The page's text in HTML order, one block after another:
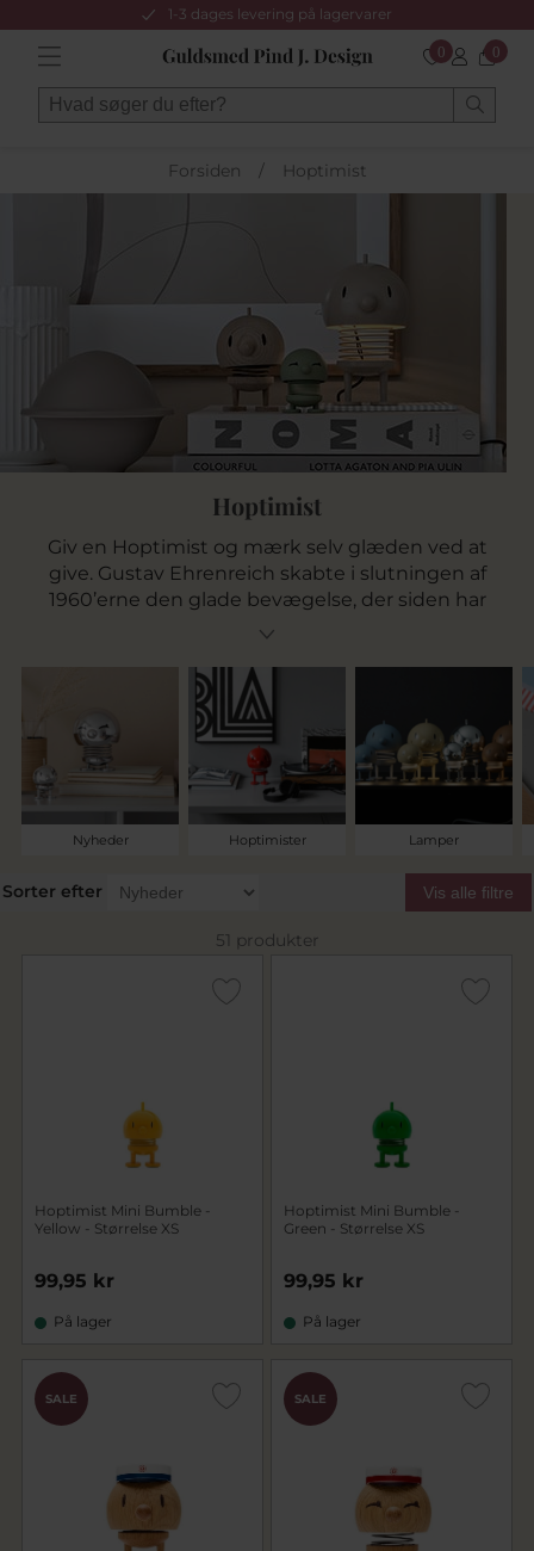
1-3 dages levering på lagervarer
0 0
Forsiden / Hoptimist
Hoptimist
Giv en Hoptimist og mærk selv glæden ved at
give. Gustav Ehrenreich skabte i slutningen af
1960’erne den glade bevægelse, der siden har
fået plads i dansk designhistorie. I dag er der en
du altid finde en Hoptimist, som vil glæde, hvor
end den havner. Det er nemlig hele idéen bag
Hoptimisterne: At sprede glæde og sætte smil
på alles læber.
Nyheder Hoptimister Lamper
Sorter efter Vis alle filtre
51 produkter
Hoptimist Mini Bumble -
Yellow - Størrelse XS
99,95 kr
På lager
Hoptimist Mini Bumble -
Green - Størrelse XS
99,95 kr
På lager
SALE SALE